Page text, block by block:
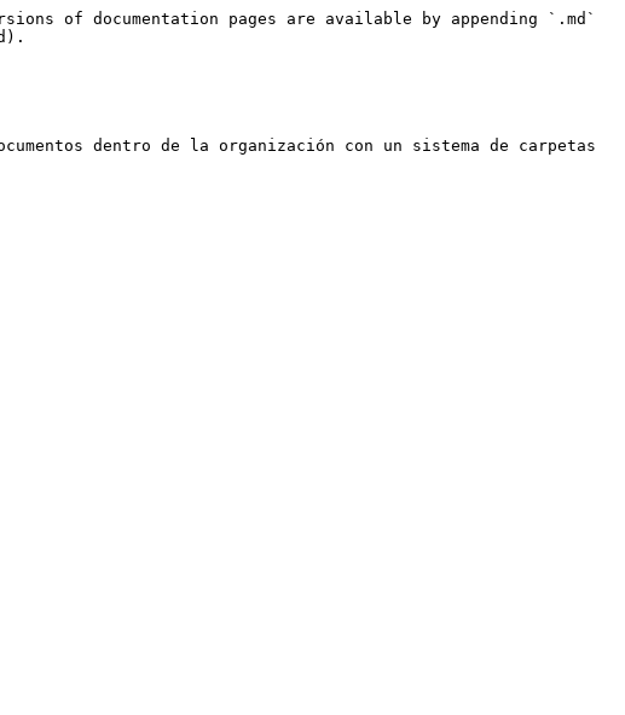
of documentation pages are available by appending `.md`
dentro de la organización con un sistema de carpetas